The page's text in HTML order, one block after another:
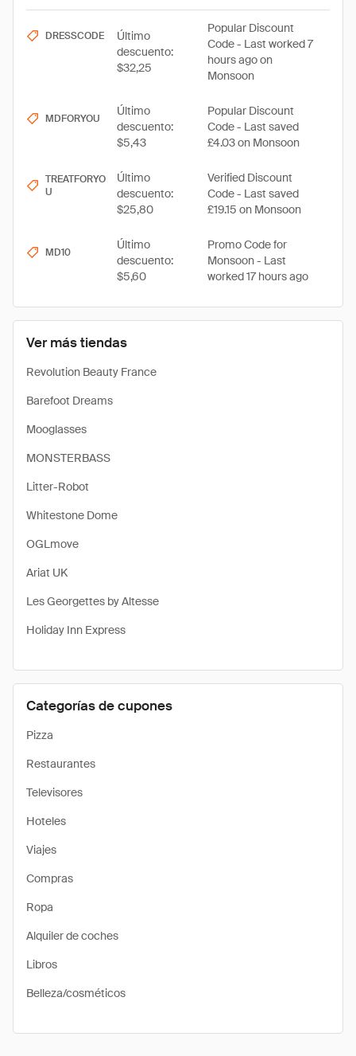
Ver más tiendas
Revolution Beauty France
Barefoot Dreams
Mooglasses
MONSTERBASS
Litter-Robot
Whitestone Dome
OGLmove
Ariat UK
Les Georgettes by Altesse
Holiday Inn Express
Categorías de cupones
Pizza
Restaurantes
Televisores
Hoteles
Viajes
Compras
Ropa
Alquiler de coches
Libros
Belleza/cosméticos
DRESSCODE
Último
descuento:
$32,25
Popular Discount
Code - Last worked 7
hours ago on
Monsoon
MDFORYOU
Último
descuento:
$5,43
Popular Discount
Code - Last saved
£4.03 on Monsoon
TREATFORYO
U
Último
descuento:
$25,80
Verified Discount
Code - Last saved
£19.15 on Monsoon
MD10
Último
descuento:
$5,60
Promo Code for
Monsoon - Last
worked 17 hours ago